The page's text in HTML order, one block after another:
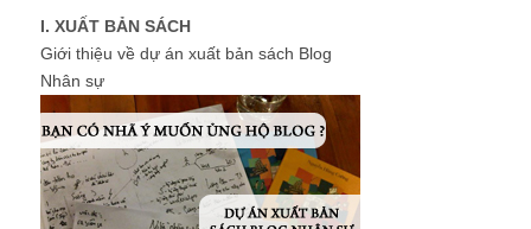
I. XUẤT BẢN SÁCH
Giới thiệu về dự án xuất bản sách Blog
Nhân sự